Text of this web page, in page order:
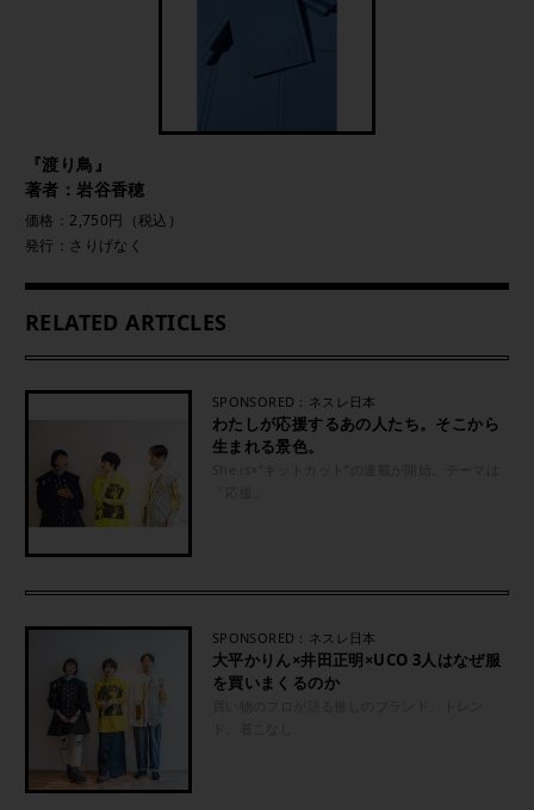
『渡り鳥』
著者：岩谷香穂
価格：2,750円（税込）
発行：さりげなく
RELATED ARTICLES
SPONSORED：ネスレ日本
わたしが応援するあの人たち。そこから
生まれる景色。
SPONSORED：ネスレ日本
大平かりん×井田正明×UCO 3人はなぜ服
を買いまくるのか